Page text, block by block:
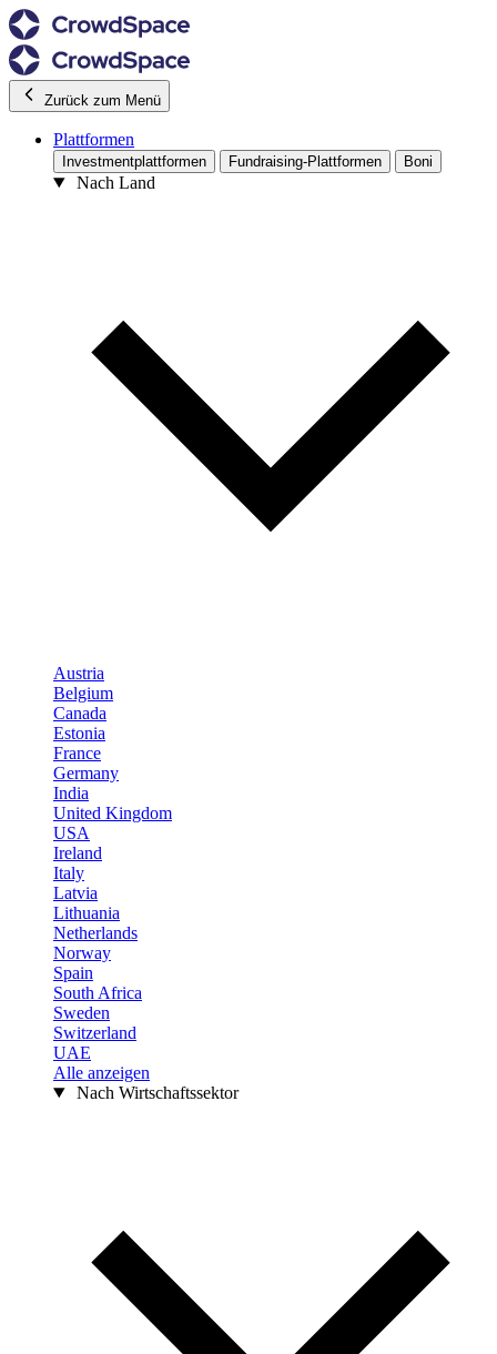
Zurück zum Menü
Plattformen
Investmentplattformen Fundraising-Plattformen Boni
Nach Land
Austria
Belgium
Canada
Estonia
France
Germany
India
United Kingdom
USA
Ireland
Italy
Latvia
Lithuania
Netherlands
Norway
Spain
South Africa
Sweden
Switzerland
UAE
Alle anzeigen
Nach Wirtschaftssektor